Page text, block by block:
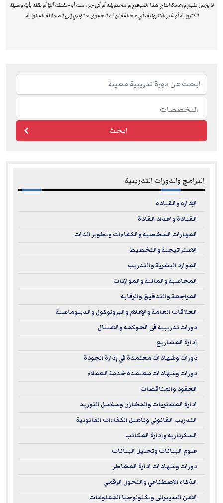
لا يجوز طبع وإعادة انتاج هذا الموقع او محتوياته أو أي جزء منه أو حفظه آليًا أو نقله بأية وسيلة
الكترونية أو غير الكترونية، أي مخالفة لهذه الحقوق ستؤدي إلى المسائلة القانونية.
ابحث
البرامج والدورات التدريبية
الإدارة والقيادة
القيادة واعداد القادة
المهارات الشخصية والكفاءات وتطوير الذات
الاستراتيجية والتخطيط
الموارد البشرية والتدريب
المحاسبة والمالية والموازنات
المراجعة والتدقيق والرقابة
العلاقات العامة والإعلام والبروتوكول والدبلوماسية
دورات تدريبية في الحوكمة والامتثال
إدارة المشاريع
دورات وشهادات معتمدة في إدارة الجودة
دورات وشهادات معتمدة خدمة العملاء
العقود والمناقصات
ادارة المشتريات والمخازن وسلاسل التوريد
التدريب القانوني وتأهيل الكفاءات القانونية
السكرتارية وإدارة المكاتب
علوم البيانات وتحليل البيانات
دورات وشهادات ادارة المخاطر
الذكاء الاصطناعي والتحول الرقمي
الامن السيبراني وتكنولوجيا المعلومات